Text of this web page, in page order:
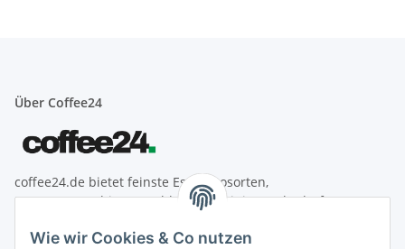
Wie wir Cookies & Co nutzen
Über Coffee24
coffee24.de bietet feinste Espressosorten,
Espressomaschinen, Mahlwerke, Reinigungsbedarf &